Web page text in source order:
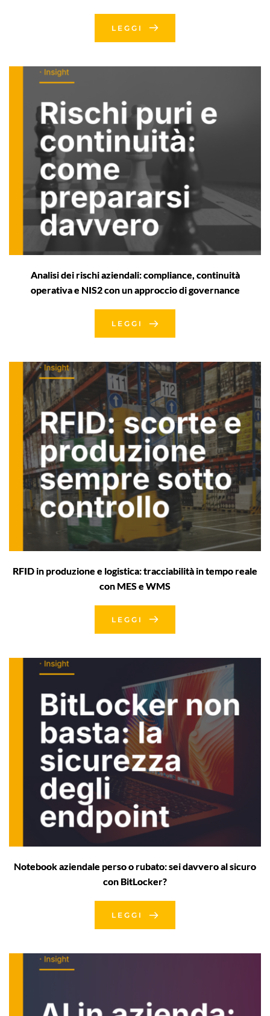
LEGGI
Analisi dei rischi aziendali: compliance, continuità
operativa e NIS2 con un approccio di governance
LEGGI
RFID in produzione e logistica: tracciabilità in tempo reale
con MES e WMS
LEGGI
Notebook aziendale perso o rubato: sei davvero al sicuro
con BitLocker?
LEGGI